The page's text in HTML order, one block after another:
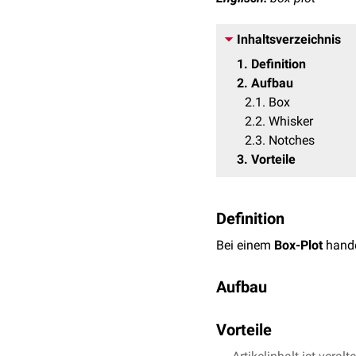
Inhaltsverzeichnis
1
Definition
2 Aufbau
2.1
Box
2.2 Whisker
2.3 Notches
3 Vorteile
Definition
Bei einem Box-Plot
Aufbau
Diese Linien werden als
Grafik kann senkrecht
Vorteile